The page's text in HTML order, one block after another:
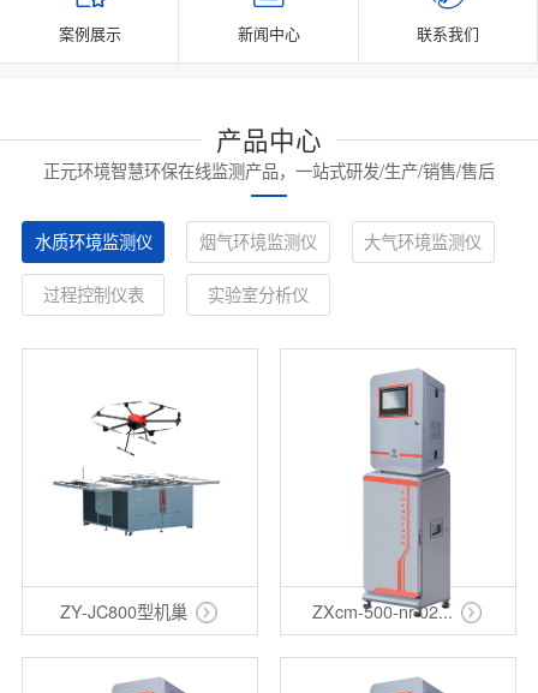
案例展示 新闻中心 联系我们
产品中心
正元环境智慧环保在线监测产品，一站式研发/生产/销售/售后
水质环境监测仪 烟气环境监测仪 大气环境监测仪
过程控制仪表 实验室分析仪
ZY-JC800型机巢 ZXcm-500-nr-02...